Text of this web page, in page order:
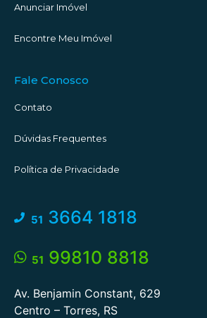
Anunciar Imóvel
Encontre Meu Imóvel
Fale Conosco
Contato
Dúvidas Frequentes
Política de Privacidade
51 3664 1818
51 99810 8818
Av. Benjamin Constant, 629
Centro – Torres, RS